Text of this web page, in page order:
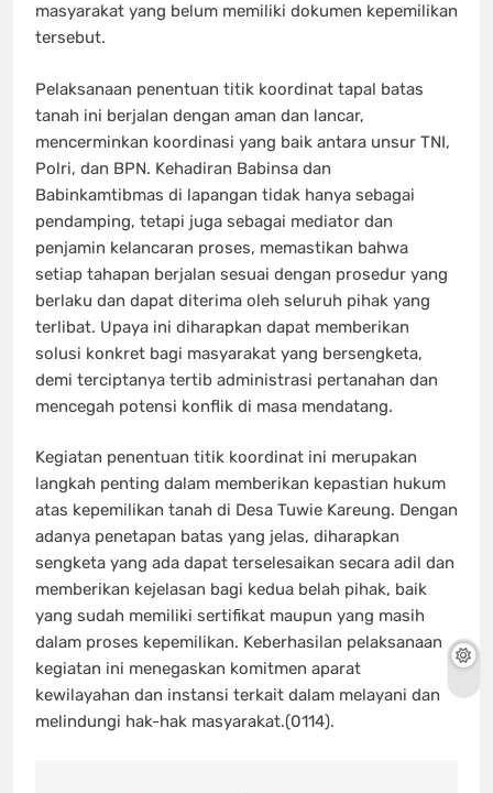
masyarakat yang belum memiliki dokumen kepemilikan
tersebut.
Pelaksanaan penentuan titik koordinat tapal batas
tanah ini berjalan dengan aman dan lancar,
mencerminkan koordinasi yang baik antara unsur TNI,
Polri, dan BPN. Kehadiran Babinsa dan
Babinkamtibmas di lapangan tidak hanya sebagai
pendamping, tetapi juga sebagai mediator dan
penjamin kelancaran proses, memastikan bahwa
setiap tahapan berjalan sesuai dengan prosedur yang
berlaku dan dapat diterima oleh seluruh pihak yang
terlibat. Upaya ini diharapkan dapat memberikan
solusi konkret bagi masyarakat yang bersengketa,
demi terciptanya tertib administrasi pertanahan dan
mencegah potensi konflik di masa mendatang.
Kegiatan penentuan titik koordinat ini merupakan
langkah penting dalam memberikan kepastian hukum
atas kepemilikan tanah di Desa Tuwie Kareung. Dengan
adanya penetapan batas yang jelas, diharapkan
sengketa yang ada dapat terselesaikan secara adil dan
memberikan kejelasan bagi kedua belah pihak, baik
yang sudah memiliki sertifikat maupun yang masih
dalam proses kepemilikan. Keberhasilan pelaksanaan
kegiatan ini menegaskan komitmen aparat
kewilayahan dan instansi terkait dalam melayani dan
melindungi hak-hak masyarakat.(0114).